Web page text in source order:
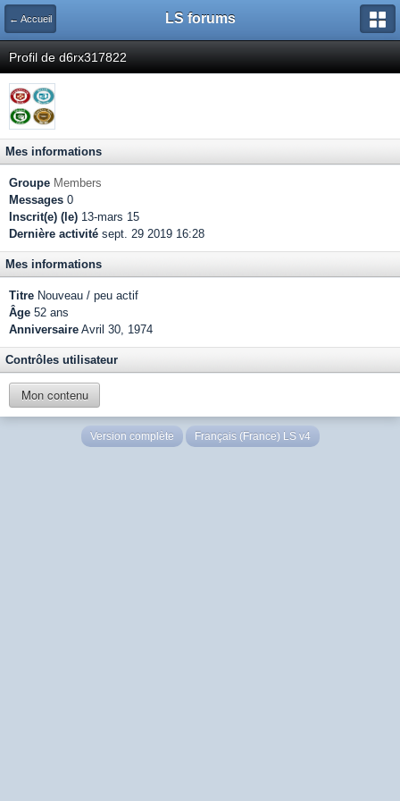
← Accueil LS forums
Profil de d6rx317822
Mes informations
Groupe Members
Messages 0
Inscrit(e) (le) 13-mars 15
Dernière activité sept. 29 2019 16:28
Mes informations
Titre Nouveau / peu actif
Âge 52 ans
Anniversaire Avril 30, 1974
Contrôles utilisateur
Mon contenu
Version complète Français (France) LS v4